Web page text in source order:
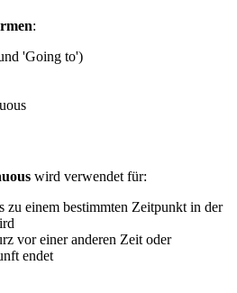
:
'Going to')
wird verwendet für:
zu einem bestimmten Zeitpunkt in der
vor einer anderen Zeit oder
endet